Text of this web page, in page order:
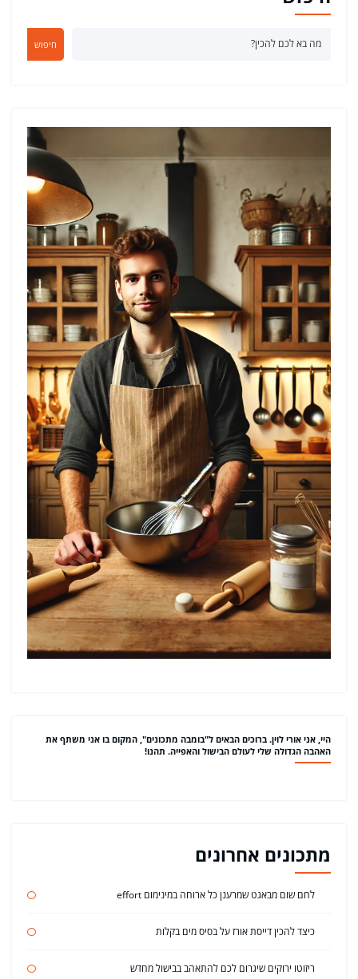
חיפוש
היי, אני אורי לוין. ברוכים הבאים ל"בומבה מתכונים", המקום בו אני משתף את
האהבה הגדולה שלי לעולם הבישול והאפייה. תהנו!
מתכונים אחרונים
לחם שום מבאגט שמרענן כל ארוחה במינימום effort
כיצד להכין דייסת אורז על בסיס מים בקלות
ריזוטו ירוקים שיגרום לכם להתאהב בבישול מחדש